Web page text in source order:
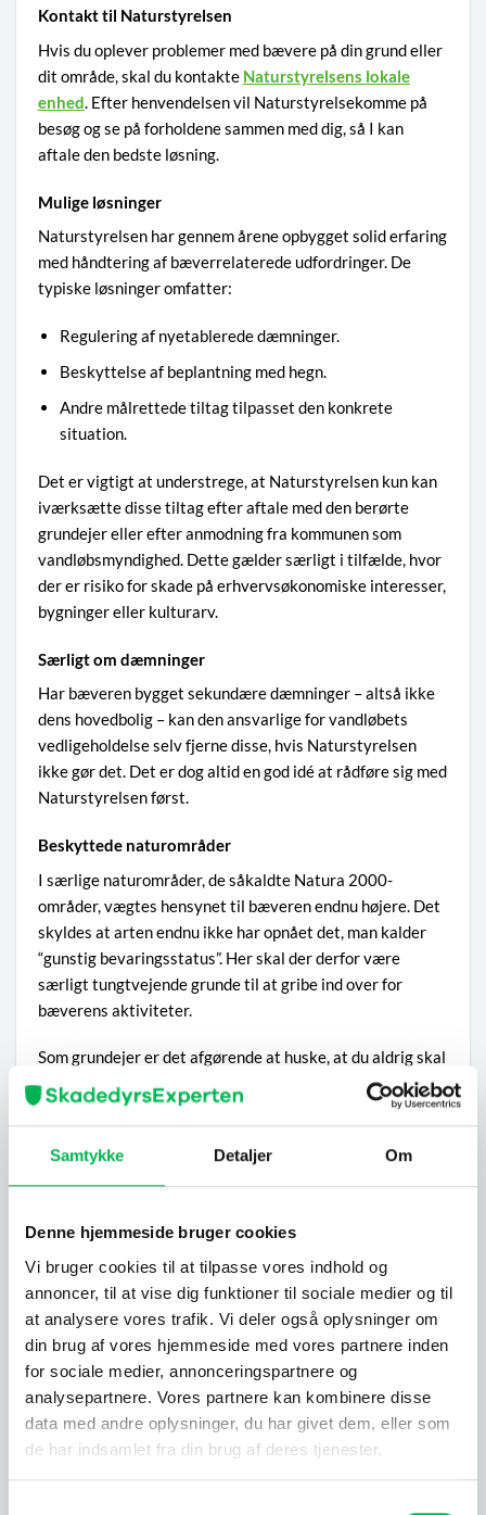
Samtykke Detaljer Om
Denne hjemmeside bruger cookies
Vi bruger cookies til at tilpasse vores indhold og
annoncer, til at vise dig funktioner til sociale medier og til
at analysere vores trafik. Vi deler også oplysninger om
din brug af vores hjemmeside med vores partnere inden
for sociale medier, annonceringspartnere og
analysepartnere. Vores partnere kan kombinere disse
data med andre oplysninger, du har givet dem, eller som
de har indsamlet fra din brug af deres tjenester.
Kontakt til Naturstyrelsen
Hvis du oplever problemer med bævere på din grund eller
dit område, skal du kontakte Naturstyrelsens lokale
enhed. Efter henvendelsen vil Naturstyrelsekomme på
besøg og se på forholdene sammen med dig, så I kan
aftale den bedste løsning.
Mulige løsninger
Naturstyrelsen har gennem årene opbygget solid erfaring
med håndtering af bæverrelaterede udfordringer. De
typiske løsninger omfatter:
Regulering af nyetablerede dæmninger.
Beskyttelse af beplantning med hegn.
Andre målrettede tiltag tilpasset den konkrete
situation.
Det er vigtigt at understrege, at Naturstyrelsen kun kan
iværksætte disse tiltag efter aftale med den berørte
grundejer eller efter anmodning fra kommunen som
vandløbsmyndighed. Dette gælder særligt i tilfælde, hvor
der er risiko for skade på erhvervsøkonomiske interesser,
bygninger eller kulturarv.
Særligt om dæmninger
Har bæveren bygget sekundære dæmninger – altså ikke
dens hovedbolig – kan den ansvarlige for vandløbets
vedligeholdelse selv fjerne disse, hvis Naturstyrelsen
ikke gør det. Det er dog altid en god idé at rådføre sig med
Naturstyrelsen først.
Beskyttede naturområder
I særlige naturområder, de såkaldte Natura 2000-
områder, vægtes hensynet til bæveren endnu højere. Det
skyldes at arten endnu ikke har opnået det, man kalder
“gunstig bevaringsstatus”. Her skal der derfor være
særligt tungtvejende grunde til at gribe ind over for
bæverens aktiviteter.
Som grundejer er det afgørende at huske, at du aldrig skal
forsøge at løse bæverproblemer på egen hånd. Kontakt
altid Naturstyrelsen, som har både ekspertisen og
måde sikrer vi, at både menneskers interesser og
bæverens beskyttelse bliver varetaget bedst muligt.
Forebyggende foranstaltninger mod bævere
Da det kan være svært at slippe af med bævere på egen
hånd på grund af behovet for fældefangst og jagttegn, er
det bedst at forsøge at forebygge problemet. Det kan
også i sidste ende føre til, at bæveren forsvinder.
Fjernelse af adgang til foder
Bævere er konstant på udkig efter mad, så den nemmeste
måde at slippe af med dem på er at fjerne adgangen til
foder. Opbevar spiselige ting i lufttætte beholdere, og